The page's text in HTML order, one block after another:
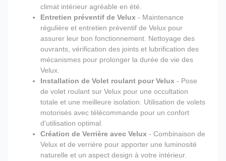
climat intérieur agréable en été.
Entretien préventif de Velux - Maintenance
régulière et entretien préventif de Velux pour
assurer leur bon fonctionnement. Nettoyage des
ouvrants, vérification des joints et lubrification des
mécanismes pour prolonger la durée de vie des
Velux.
Installation de Volet roulant pour Velux - Pose
de volet roulant sur Velux pour une occultation
totale et une meilleure isolation. Utilisation de volets
motorisés avec télécommande pour un confort
d'utilisation optimal.
Création de Verrière avec Velux - Combinaison de
Velux et de verrière pour apporter une luminosité
naturelle et un aspect design à votre intérieur.